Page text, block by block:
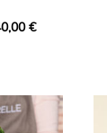
€